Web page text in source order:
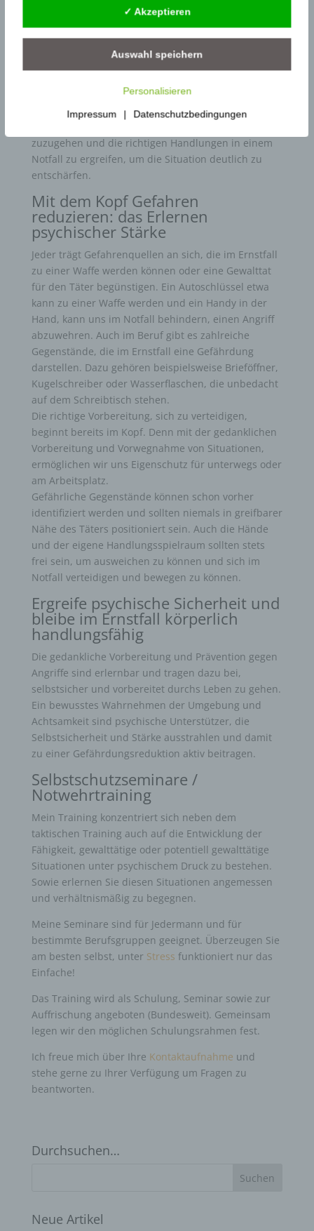
Reaktion und Gegenwehr auf diese, wird durch
Selbstschutztraining verinnerlicht und sorgt dafür,
vorbereitet sind. Im Ernstfall reagiert der Kopf und
automatisch aus. Diese psychologische Vorbereitung
auf einen Ernstfall verschafft innere Ruhe und hilft,
zuzugehen und die richtigen Handlungen in einem
Notfall zu ergreifen, um die Situation deutlich zu
entschärfen.
Mit dem Kopf Gefahren
reduzieren: das Erlernen
psychischer Stärke
Jeder trägt Gefahrenquellen an sich, die im Ernstfall
zu einer Waffe werden können oder eine Gewalttat
für den Täter begünstigen. Ein Autoschlüssel etwa
kann zu einer Waffe werden und ein Handy in der
Hand, kann uns im Notfall behindern, einen Angriff
abzuwehren. Auch im Beruf gibt es zahlreiche
Gegenstände, die im Ernstfall eine Gefährdung
darstellen. Dazu gehören beispielsweise Brieföffner,
Kugelschreiber oder Wasserflaschen, die unbedacht
auf dem Schreibtisch stehen.
Die richtige Vorbereitung, sich zu verteidigen,
beginnt bereits im Kopf. Denn mit der gedanklichen
Vorbereitung und Vorwegnahme von Situationen,
ermöglichen wir uns Eigenschutz für unterwegs oder
am Arbeitsplatz.
Gefährliche Gegenstände können schon vorher
identifiziert werden und sollten niemals in greifbarer
Nähe des Täters positioniert sein. Auch die Hände
und der eigene Handlungsspielraum sollten stets
frei sein, um ausweichen zu können und sich im
Notfall verteidigen und bewegen zu können.
Ergreife psychische Sicherheit und
bleibe im Ernstfall körperlich
handlungsfähig
Die gedankliche Vorbereitung und Prävention gegen
Angriffe sind erlernbar und tragen dazu bei,
selbstsicher und vorbereitet durchs Leben zu gehen.
Ein bewusstes Wahrnehmen der Umgebung und
Achtsamkeit sind psychische Unterstützer, die
Selbstsicherheit und Stärke ausstrahlen und damit
zu einer Gefährdungsreduktion aktiv beitragen.
Selbstschutzseminare /
Notwehrtraining
Mein Training konzentriert sich neben dem
taktischen Training auch auf die Entwicklung der
Fähigkeit, gewalttätige oder potentiell gewalttätige
Situationen unter psychischem Druck zu bestehen.
Sowie erlernen Sie diesen Situationen angemessen
und verhältnismäßig zu begegnen.
Meine Seminare sind für Jedermann und für
bestimmte Berufsgruppen geeignet. Überzeugen Sie
am besten selbst, unter Stress funktioniert nur das
Einfache!
Das Training wird als Schulung, Seminar sowie zur
Auffrischung angeboten (Bundesweit). Gemeinsam
legen wir den möglichen Schulungsrahmen fest.
Ich freue mich über Ihre Kontaktaufnahme und
stehe gerne zu Ihrer Verfügung um Fragen zu
beantworten.
Durchsuchen…
Neue Artikel
✓ Akzeptieren
Auswahl speichern
Personalisieren
Impressum | Datenschutzbedingungen